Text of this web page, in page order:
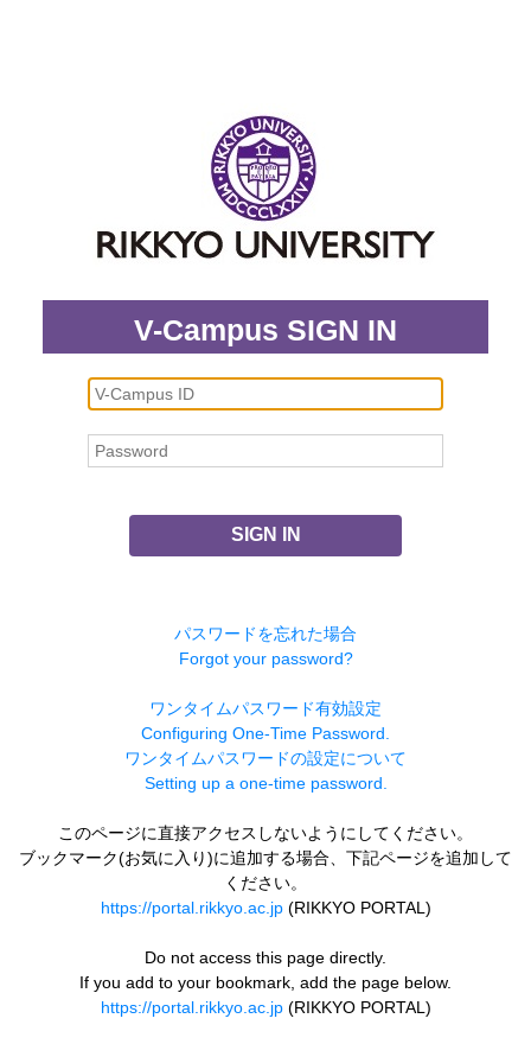
V-Campus SIGN IN
SIGN IN
パスワードを忘れた場合
Forgot your password?
ワンタイムパスワード有効設定
Configuring One-Time Password.
ワンタイムパスワードの設定について
Setting up a one-time password.
このページに直接アクセスしないようにしてください。
ブックマーク(お気に入り)に追加する場合、下記ページを追加して
ください。
https://portal.rikkyo.ac.jp(RIKKYO PORTAL)
Do not access this page directly.
If you add to your bookmark, add the page below.
https://portal.rikkyo.ac.jp(RIKKYO PORTAL)